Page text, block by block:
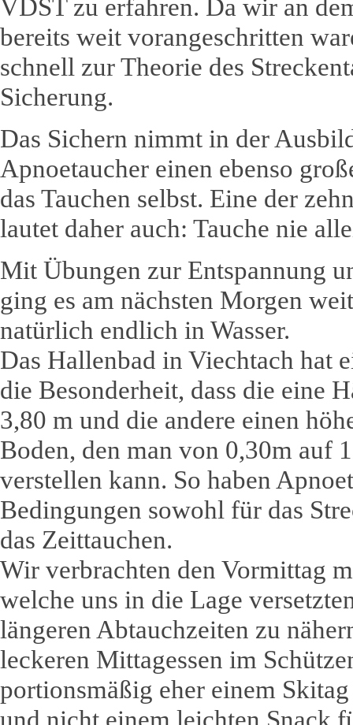
VDST zu erfahren. Da wir an
bereits weit vorangeschritten
schnell zur Theorie des
Sicherung.
Das Sichern nimmt in der
Apnoetaucher einen ebenso
das Tauchen selbst. Eine der
lautet daher auch: Tauche nie
Mit Übungen zur Entspannung
ging es am nächsten Morgen
natürlich endlich in Wasser.
Das Hallenbad in Viechtach hat
die Besonderheit, dass die eine
3,80 m und die andere einen
Boden, den man von 0,30m auf
verstellen kann. So haben
Bedingungen sowohl für das
das Zeittauchen.
Wir verbrachten den Vormittag
welche uns in die Lage
längeren Abtauchzeiten zu
leckeren Mittagessen im
portionsmäßig eher einem